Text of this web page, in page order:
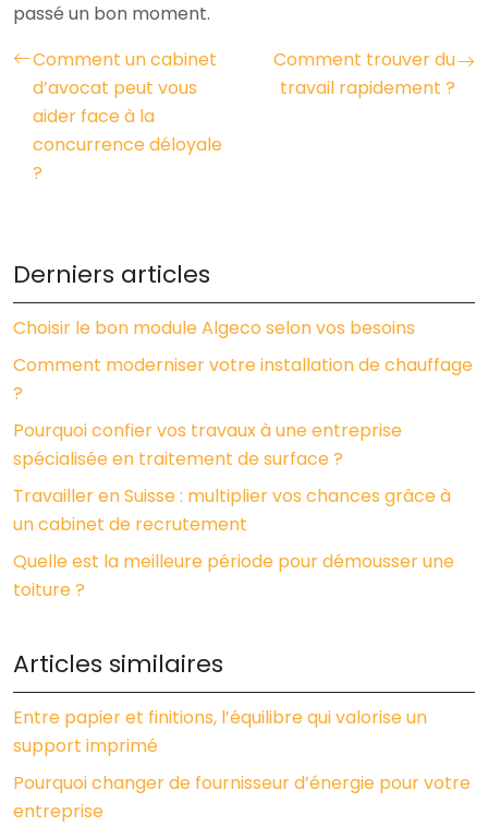
passé un bon moment.
Comment un cabinet
d’avocat peut vous
aider face à la
concurrence déloyale
?
Comment trouver du
travail rapidement ?
Derniers articles
Choisir le bon module Algeco selon vos besoins
Comment moderniser votre installation de chauffage
?
Pourquoi confier vos travaux à une entreprise
spécialisée en traitement de surface ?
Travailler en Suisse : multiplier vos chances grâce à
un cabinet de recrutement
Quelle est la meilleure période pour démousser une
toiture ?
Articles similaires
Entre papier et finitions, l’équilibre qui valorise un
support imprimé
Pourquoi changer de fournisseur d’énergie pour votre
entreprise